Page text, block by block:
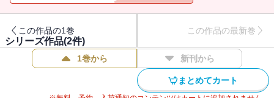
この作品の1巻 この作品の最新巻
シリーズ作品(2件)
1巻から 新刊から
まとめてカート